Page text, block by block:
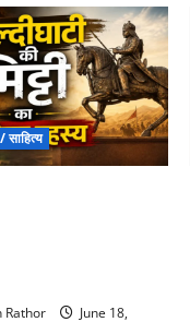
साहित्य
Rathor
June 18,